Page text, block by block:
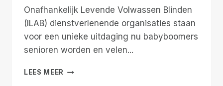
Onafhankelijk Levende Volwassen Blinden
(ILAB) dienstverlenende organisaties staan
voor een unieke uitdaging nu babyboomers
senioren worden en velen...
LEES MEER EEN